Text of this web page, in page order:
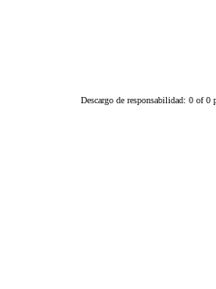
Descargo de responsabilidad: 0 of 0